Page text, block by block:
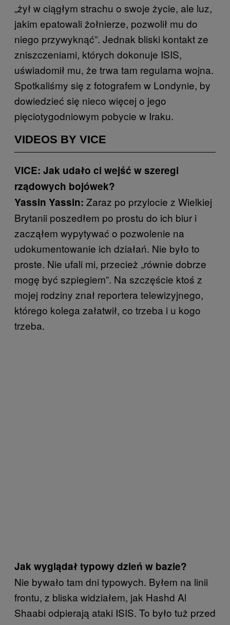
„żył w ciągłym strachu o swoje życie, ale luz,
jakim epatowali żołnierze, pozwolił mu do
niego przywyknąć”. Jednak bliski kontakt ze
zniszczeniami, których dokonuje ISIS,
uświadomił mu, że trwa tam regularna wojna.
Spotkaliśmy się z fotografem w Londynie, by
dowiedzieć się nieco więcej o jego
pięciotygodniowym pobycie w Iraku.
VIDEOS BY VICE
VICE: Jak udało ci wejść w szeregi
rządowych bojówek?
Yassin Yassin: Zaraz po przylocie z Wielkiej
Brytanii poszedłem po prostu do ich biur i
zacząłem wypytywać o pozwolenie na
udokumentowanie ich działań. Nie było to
proste. Nie ufali mi, przecież „równie dobrze
mogę być szpiegiem”. Na szczęście ktoś z
mojej rodziny znał reportera telewizyjnego,
którego kolega załatwił, co trzeba i u kogo
trzeba.
Jak wyglądał typowy dzień w bazie?
Nie bywało tam dni typowych. Byłem na linii
frontu, z bliska widziałem, jak Hashd Al
Shaabi odpierają ataki ISIS. To było tuż przed